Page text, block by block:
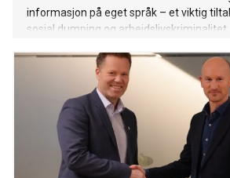
informasjon på eget språk – et viktig
sosial dumping og arbeidslivskriminalitet.